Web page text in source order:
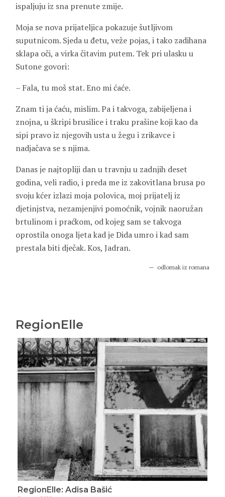
ispaljuju iz sna prenute zmije.
Moja se nova prijateljica pokazuje šutljivom
suputnicom. Sjeda u đetu, veže pojas, i tako zadihana
sklapa oči, a virka čitavim putem. Tek pri ulasku u
Sutone govori:
– Fala, tu moš stat. Eno mi ćaće.
Znam ti ja ćaću, mislim. Pa i takvoga, zabijeljena i
znojna, u škripi brusilice i traku prašine koji kao da
sipi pravo iz njegovih usta u žegu i zrikavce i
nadjačava se s njima.
Danas je najtopliji dan u travnju u zadnjih deset
godina, veli radio, i preda me iz zakovitlana brusa po
svoju kćer izlazi moja polovica, moj prijatelj iz
djetinjstva, nezamjenjivi pomoćnik, vojnik naoružan
brtulinom i praćkom, od kojeg sam se takvoga
oprostila onoga ljeta kad je Dida umro i kad sam
prestala biti dječak. Kos, Jadran.
odlomak iz romana
RegionElle
RegionElle: Adisa Bašić